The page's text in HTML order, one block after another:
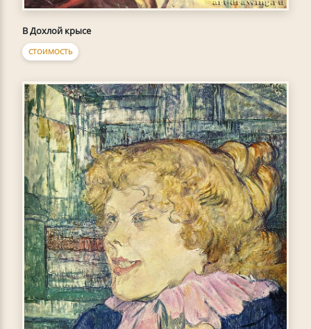
В Дохлой крысе
СТОИМОСТЬ